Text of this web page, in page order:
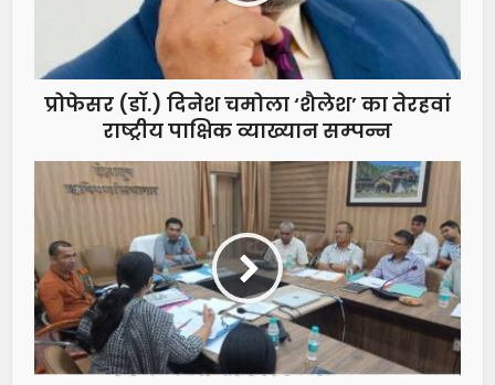
प्रोफेसर (डॉ.) दिनेश चमोला ‘शैलेश’ का तेरहवां
राष्ट्रीय पाक्षिक व्याख्यान सम्पन्न